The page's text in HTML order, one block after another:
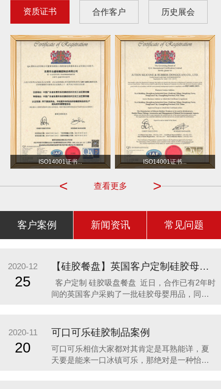
资质证书 合作客户 历史展会
ISO14001证书... ISO14001证书...
>
查看更多
<
沃尔玛 小不点 DOT
客户案例 新闻资讯 常见问题
2020-12
25
【硅胶餐盘】英国客户定制硅胶母婴用品 硅胶吸盘餐盘
客户定制 硅胶吸盘餐盘 近日，合作已有2年时
间的英国客户采购了一批硅胶母婴用品，同时
价格最合理，服务最贴心，正如两年来多次合
作一样。众盛硅胶不是硅胶制品行业内最好
的，但绝对是他合作过众多硅胶制品
2020-11
20
可口可乐硅胶制品案例
可口可乐相信大家都对其肯定是耳熟能详，夏
天要是能来一口冰镇可乐，那绝对是一种怡神